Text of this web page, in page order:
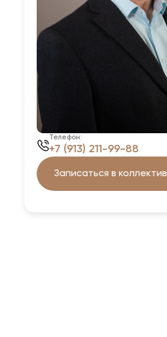
Телефон:
+7 (913) 211-99-88
Записаться в коллектив